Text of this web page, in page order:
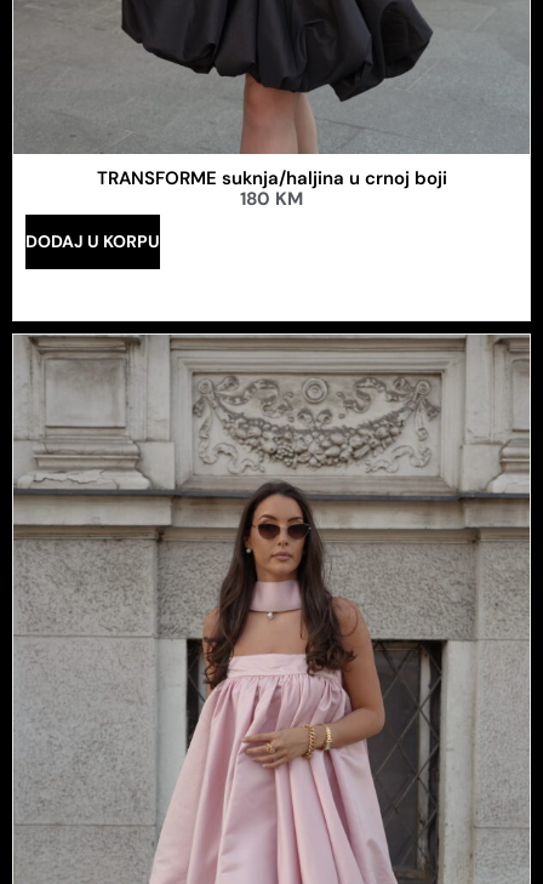
TRANSFORME suknja/haljina u crnoj boji
180 KM
DODAJ U KORPU